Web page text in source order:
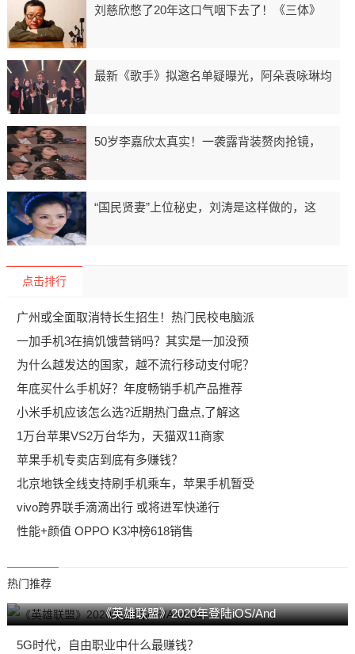
刘慈欣憋了20年这口气咽下去了！《三体》
最新《歌手》拟邀名单疑曝光，阿朵袁咏琳均
50岁李嘉欣太真实！一袭露背装赘肉抢镜，
“国民贤妻”上位秘史，刘涛是这样做的，这
点击排行
广州或全面取消特长生招生！热门民校电脑派
一加手机3在搞饥饿营销吗？其实是一加没预
为什么越发达的国家，越不流行移动支付呢？
年底买什么手机好？年度畅销手机产品推荐
小米手机应该怎么选?近期热门盘点,了解这
1万台苹果VS2万台华为，天猫双11商家
苹果手机专卖店到底有多赚钱？
北京地铁全线支持刷手机乘车，苹果手机暂受
vivo跨界联手滴滴出行 或将进军快递行
性能+颜值 OPPO K3冲榜618销售
热门推荐
《英雄联盟》2020年登陆iOS/And
5G时代，自由职业中什么最赚钱？